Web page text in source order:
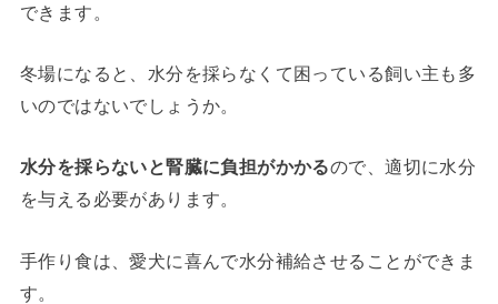
できます。
冬場になると、水分を採らなくて困っている飼い主も多
いのではないでしょうか。
水分を採らないと腎臓に負担がかかるので、適切に水分
を与える必要があります。
手作り食は、愛犬に喜んで水分補給させることができま
す。